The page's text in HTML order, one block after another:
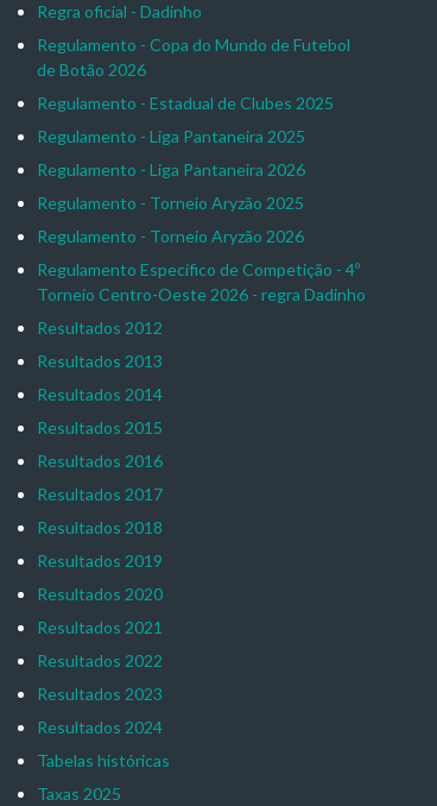
Regra oficial - Dadinho
Regulamento - Copa do Mundo de Futebol
de Botão 2026
Regulamento - Estadual de Clubes 2025
Regulamento - Liga Pantaneira 2025
Regulamento - Liga Pantaneira 2026
Regulamento - Torneio Aryzão 2025
Regulamento - Torneio Aryzão 2026
Regulamento Específico de Competição - 4º
Torneio Centro-Oeste 2026 - regra Dadinho
Resultados 2012
Resultados 2013
Resultados 2014
Resultados 2015
Resultados 2016
Resultados 2017
Resultados 2018
Resultados 2019
Resultados 2020
Resultados 2021
Resultados 2022
Resultados 2023
Resultados 2024
Tabelas históricas
Taxas 2025